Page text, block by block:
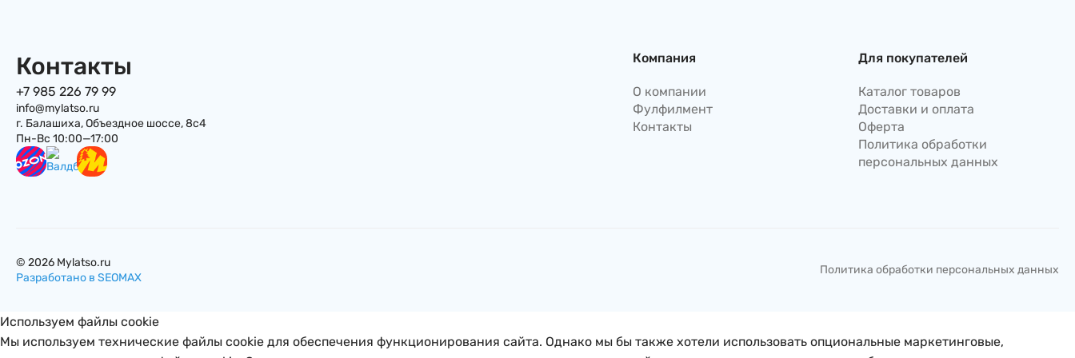
Контакты
+7 985 226 79 99
info@mylatso.ru
г. Балашиха, Объездное шоссе, 8с4
Пн-Вс 10:00—17:00
Компания
О компании
Фулфилмент
Контакты
Для покупателей
Каталог товаров
Доставки и оплата
Оферта
Политика обработки
персональных данных
© 2026 Mylatso.ru
Разработано в SEOMAX
Политика обработки персональных данных
Используем файлы cookie
Мы используем технические файлы cookie для обеспечения функционирования сайта. Однако мы бы также хотели использовать опциональные маркетинговые,